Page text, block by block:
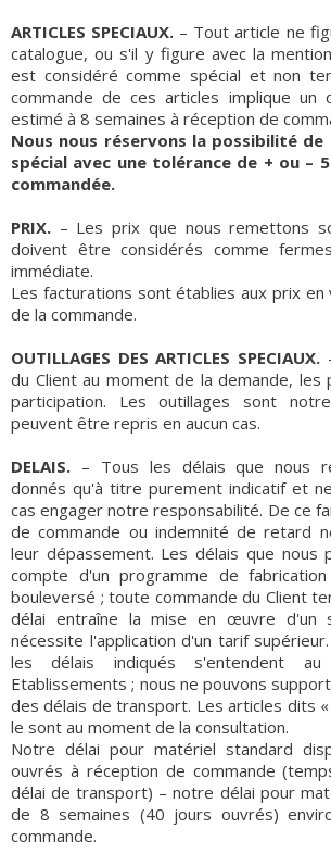
ARTICLES SPECIAUX. – Tout article ne
catalogue, ou s'il y figure avec la
est considéré comme spécial et non
commande de ces articles implique un
estimé à 8 semaines à réception de
Nous nous réservons la possibilité
spécial avec une tolérance de + ou –
commandée.
PRIX. – Les prix que nous remettons
doivent être considérés comme
immédiate.
Les facturations sont établies aux prix en
de la commande.
OUTILLAGES DES ARTICLES SPECIAUX.
du Client au moment de la demande,
participation. Les outillages sont
peuvent être repris en aucun cas.
DELAIS. – Tous les délais que nous
donnés qu'à titre purement indicatif et
cas engager notre responsabilité. De ce
de commande ou indemnité de retard
leur dépassement. Les délais que nous
compte d'un programme de
bouleversé ; toute commande du Client
délai entraîne la mise en œuvre d'un
nécessite l'application d'un tarif
les délais indiqués s'entendent
Etablissements ; nous ne pouvons
des délais de transport. Les articles dits
le sont au moment de la consultation.
Notre délai pour matériel standard
ouvrés à réception de commande
délai de transport) – notre délai pour
de 8 semaines (40 jours ouvrés)
commande.